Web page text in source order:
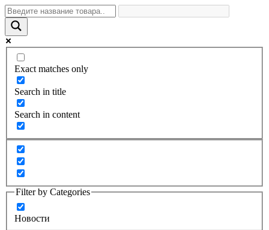
Exact matches only
Search in title
Search in content
Filter by Categories
Новости